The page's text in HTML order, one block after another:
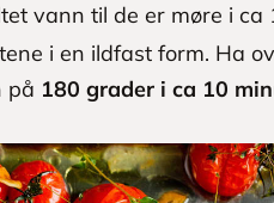
vann til de er møre i ca
i en ildfast form. Ha
på 180 grader i ca 10